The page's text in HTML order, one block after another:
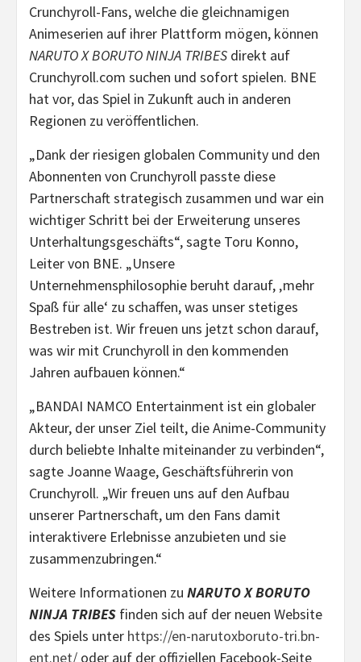
Crunchyroll-Fans, welche die gleichnamigen
Animeserien auf ihrer Plattform mögen, können
NARUTO X BORUTO NINJA TRIBES direkt auf
Crunchyroll.com suchen und sofort spielen. BNE
hat vor, das Spiel in Zukunft auch in anderen
Regionen zu veröffentlichen.
„Dank der riesigen globalen Community und den
Abonnenten von Crunchyroll passte diese
Partnerschaft strategisch zusammen und war ein
wichtiger Schritt bei der Erweiterung unseres
Unterhaltungsgeschäfts“, sagte Toru Konno,
Leiter von BNE. „Unsere
Unternehmensphilosophie beruht darauf, ‚mehr
Spaß für alle‘ zu schaffen, was unser stetiges
Bestreben ist. Wir freuen uns jetzt schon darauf,
was wir mit Crunchyroll in den kommenden
Jahren aufbauen können.“
„BANDAI NAMCO Entertainment ist ein globaler
Akteur, der unser Ziel teilt, die Anime-Community
durch beliebte Inhalte miteinander zu verbinden“,
sagte Joanne Waage, Geschäftsführerin von
Crunchyroll. „Wir freuen uns auf den Aufbau
unserer Partnerschaft, um den Fans damit
interaktivere Erlebnisse anzubieten und sie
zusammenzubringen.“
Weitere Informationen zu NARUTO X BORUTO
NINJA TRIBES finden sich auf der neuen Website
des Spiels unter https://en-narutoxboruto-tri.bn-
ent.net/ oder auf der offiziellen Facebook-Seite